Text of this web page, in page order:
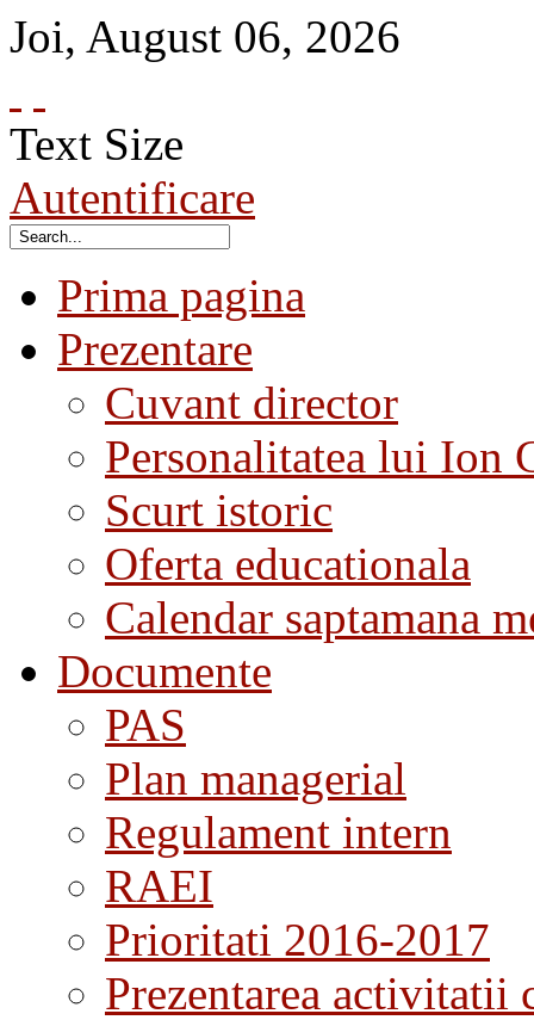
Joi, August 06, 2026
Text Size
Autentificare
Prima pagina
Prezentare
Cuvant director
Personalitatea lui Ion
Scurt istoric
Oferta educationala
Calendar saptamana
Documente
PAS
Plan managerial
Regulament intern
RAEI
Prioritati 2016-2017
Prezentarea activitatii